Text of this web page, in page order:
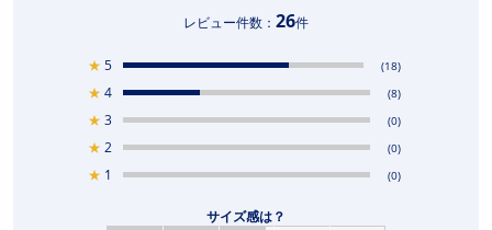
レビュー件数： 26件
★ 5 (18)
★ 4 (8)
★ 3 (0)
★ 2 (0)
★ 1 (0)
サイズ感は？